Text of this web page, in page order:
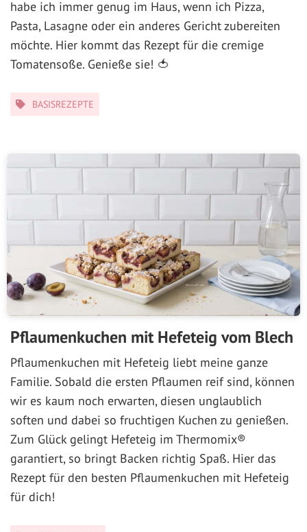
habe ich immer genug im Haus, wenn ich Pizza,
Pasta, Lasagne oder ein anderes Gericht zubereiten
möchte. Hier kommt das Rezept für die cremige
Tomatensoße. Genieße sie! 🍅
Kategorien
BASISREZEPTE
Pflaumenkuchen mit Hefeteig vom Blech
Pflaumenkuchen mit Hefeteig liebt meine ganze
Familie. Sobald die ersten Pflaumen reif sind, können
wir es kaum noch erwarten, diesen unglaublich
soften und dabei so fruchtigen Kuchen zu genießen.
Zum Glück gelingt Hefeteig im Thermomix®
garantiert, so bringt Backen richtig Spaß. Hier das
Rezept für den besten Pflaumenkuchen mit Hefeteig
für dich!